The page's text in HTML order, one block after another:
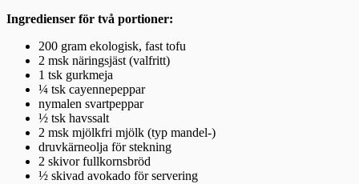
Ingredienser för två portioner:
200 gram ekologisk, fast tofu
2 msk näringsjäst (valfritt)
1 tsk gurkmeja
¼ tsk cayennepeppar
nymalen svartpeppar
½ tsk havssalt
2 msk mjölkfri mjölk (typ mandel-)
druvkärneolja för stekning
2 skivor fullkornsbröd
½ skivad avokado för servering